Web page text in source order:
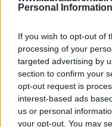
Personal Information
If you wish to opt-out of
processing of your
targeted advertising by
section to confirm your
opt-out request is
interest-based ads
us or personal
your opt-out. You may